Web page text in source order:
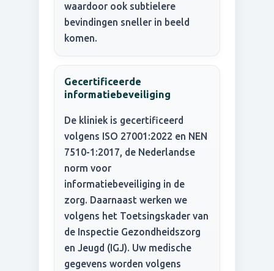
waardoor ook subtielere
bevindingen sneller in beeld
komen.
Gecertificeerde
informatiebeveiliging
De kliniek is gecertificeerd
volgens ISO 27001:2022 en NEN
7510-1:2017, de Nederlandse
norm voor
informatiebeveiliging in de
zorg. Daarnaast werken we
volgens het Toetsingskader van
de Inspectie Gezondheidszorg
en Jeugd (IGJ). Uw medische
gegevens worden volgens